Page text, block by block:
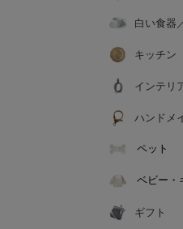
白い食器
キッチン
インテリ
ハンドメ
ペット
ベビー・
ギフト